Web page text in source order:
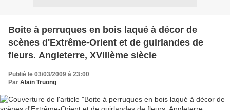
Boite à perruques en bois laqué à décor de
scènes d'Extrême-Orient et de guirlandes de
fleurs. Angleterre, XVIIIème siècle
Publié le 03/03/2009 à 23:00
Par Alain Truong